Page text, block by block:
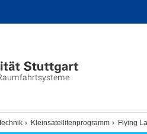
Kleinsatellitenprogramm Flying